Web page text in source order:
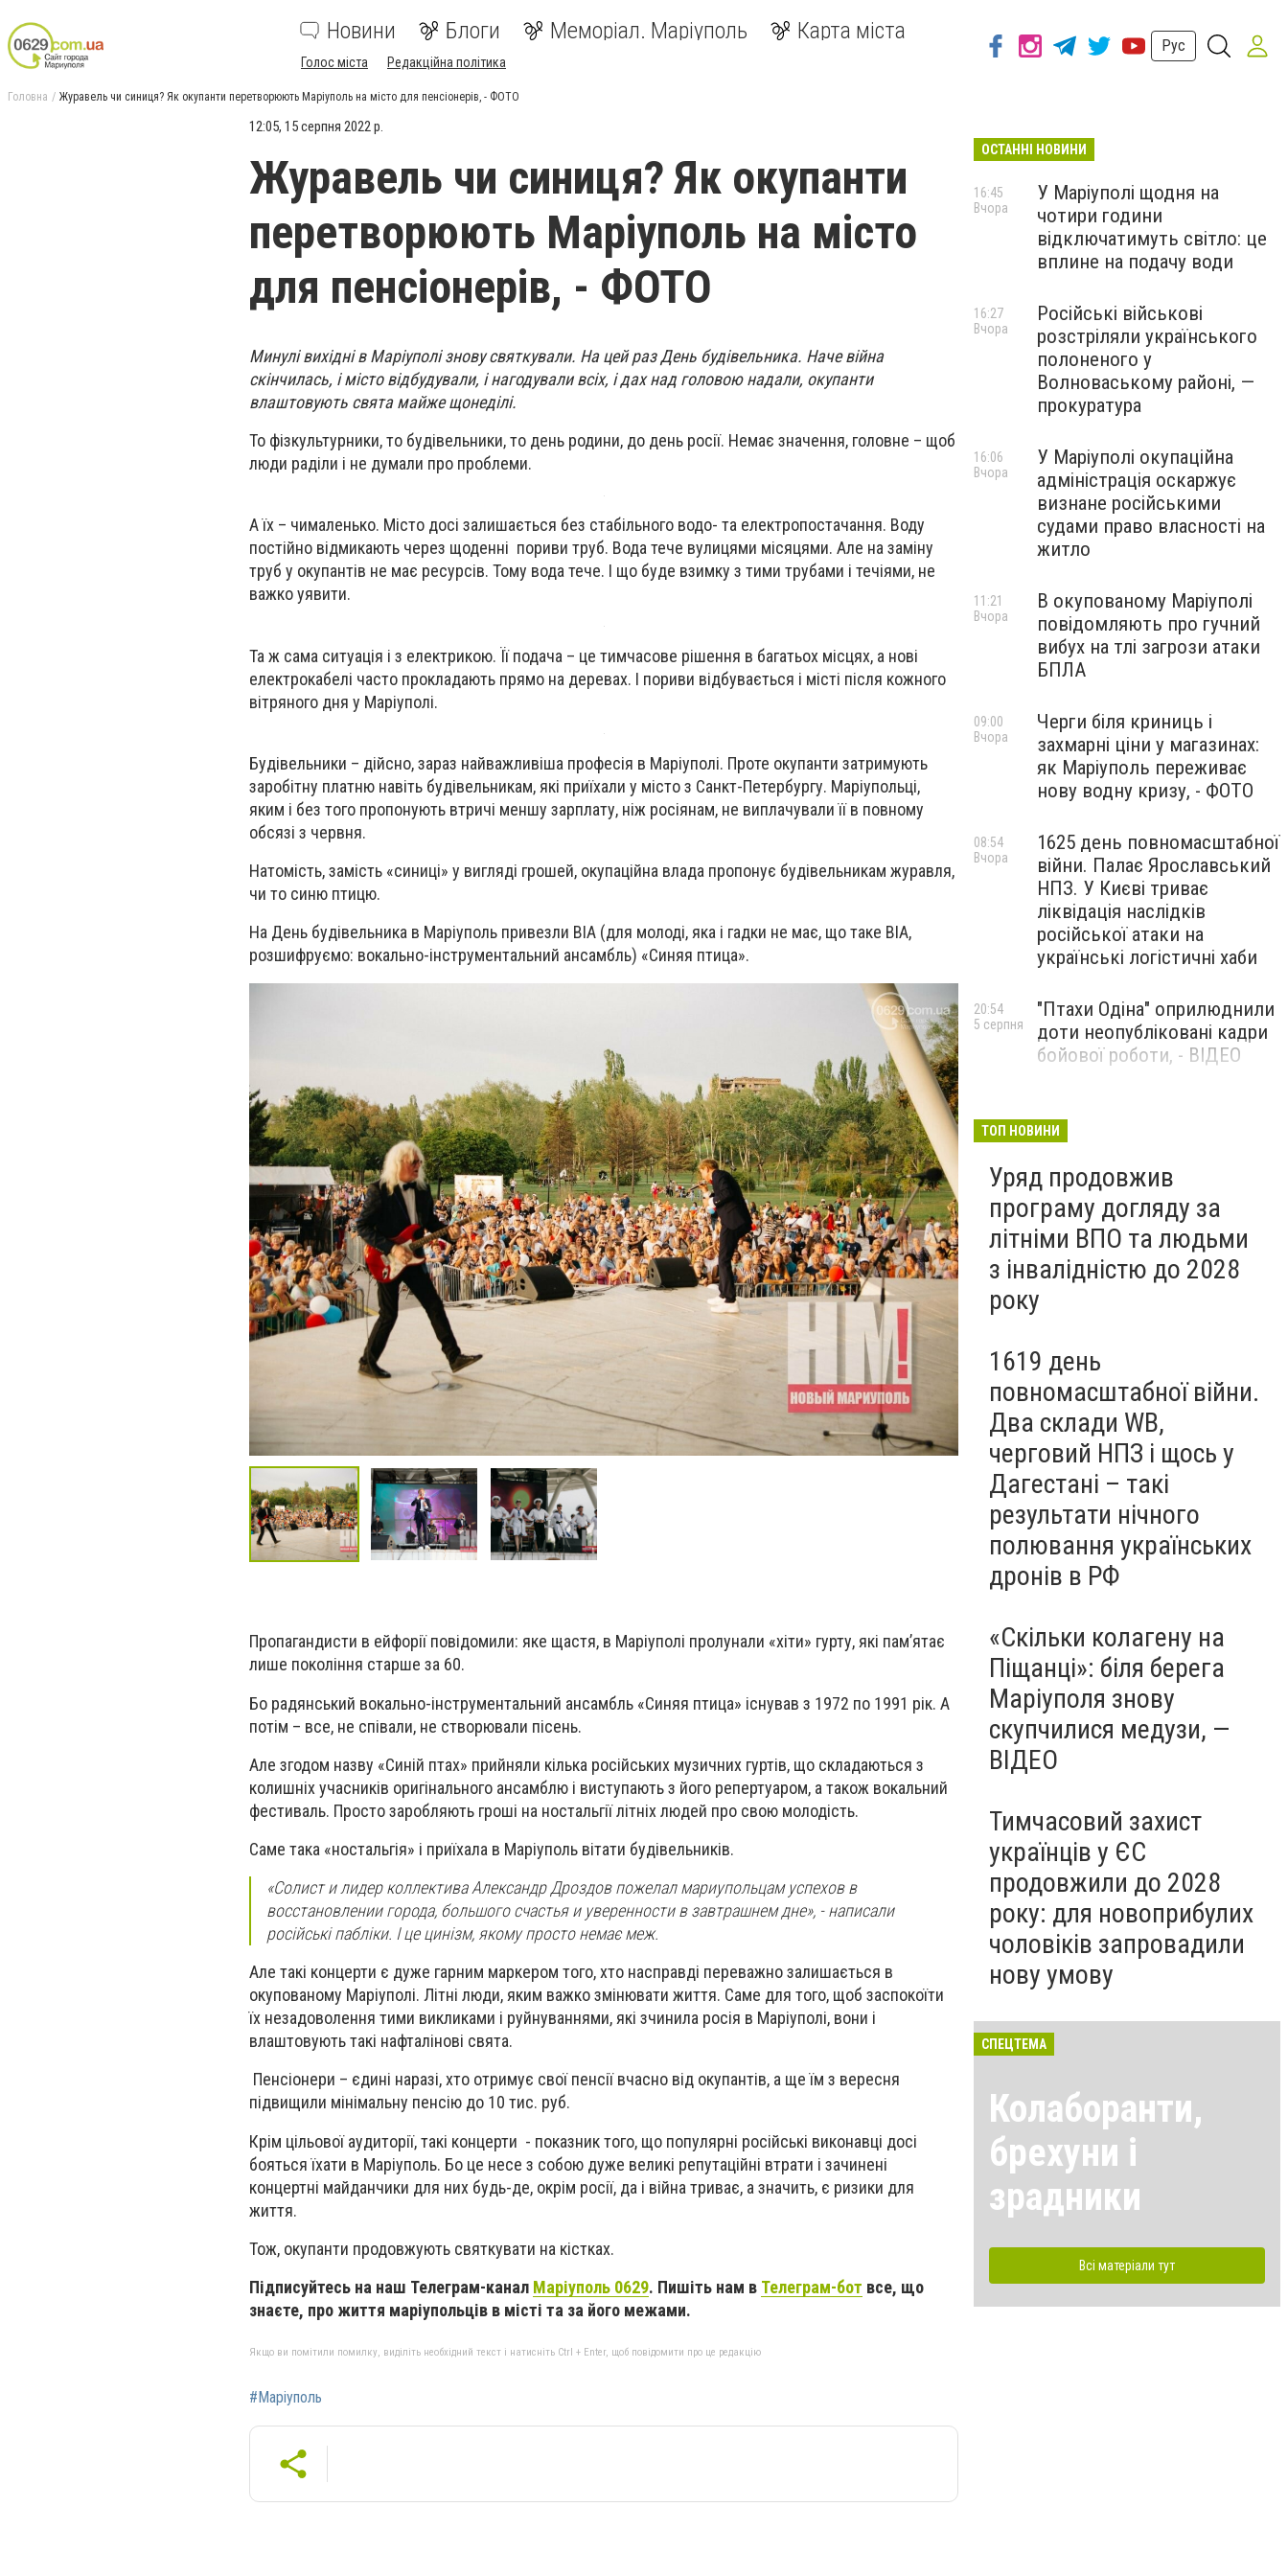
Новини Блоги Меморіал. Маріуполь Карта міста
Голос міста Редакційна політика
Рус
Головна Журавель чи синиця? Як окупанти перетворюють Маріуполь на місто для пенсіонерів, - ФОТО
12:05, 15 серпня 2022 р.
Журавель чи синиця? Як окупанти
перетворюють Маріуполь на місто
для пенсіонерів, - ФОТО
Минулі вихідні в Маріуполі знову святкували. На цей раз День будівельника. Наче війна
скінчилась, і місто відбудували, і нагодували всіх, і дах над головою надали, окупанти
влаштовують свята майже щонеділі.
То фізкультурники, то будівельники, то день родини, до день росії. Немає значення, головне – щоб
люди раділи і не думали про проблеми.
А їх – чималенько. Місто досі залишається без стабільного водо- та електропостачання. Воду
постійно відмикають через щоденні пориви труб. Вода тече вулицями місяцями. Але на заміну
труб у окупантів не має ресурсів. Тому вода тече. І що буде взимку з тими трубами і течіями, не
важко уявити.
Та ж сама ситуація і з електрикою. Її подача – це тимчасове рішення в багатьох місцях, а нові
електрокабелі часто прокладають прямо на деревах. І пориви відбувається і місті після кожного
вітряного дня у Маріуполі.
Будівельники – дійсно, зараз найважливіша професія в Маріуполі. Проте окупанти затримують
заробітну платню навіть будівельникам, які приїхали у місто з Санкт-Петербургу. Маріупольці,
яким і без того пропонують втричі меншу зарплату, ніж росіянам, не виплачували її в повному
обсязі з червня.
Натомість, замість «синиці» у вигляді грошей, окупаційна влада пропонує будівельникам журавля,
чи то синю птицю.
На День будівельника в Маріуполь привезли ВІА (для молоді, яка і гадки не має, що таке ВІА,
розшифруємо: вокально-інструментальний ансамбль) «Синяя птица».
Пропагандисти в ейфорії повідомили: яке щастя, в Маріуполі пролунали «хіти» гурту, які пам’ятає
лише покоління старше за 60.
Бо радянський вокально-інструментальний ансамбль «Синяя птица» існував з 1972 по 1991 рік. А
потім – все, не співали, не створювали пісень.
Але згодом назву «Синій птах» прийняли кілька російських музичних гуртів, що складаються з
колишніх учасників оригінального ансамблю і виступають з його репертуаром, а також вокальний
фестиваль. Просто заробляють гроші на ностальгії літніх людей про свою молодість.
Саме така «ностальгія» і приїхала в Маріуполь вітати будівельників.
«Солист и лидер коллектива Александр Дроздов пожелал мариупольцам успехов в
восстановлении города, большого счастья и уверенности в завтрашнем дне», - написали
російські пабліки. І це цинізм, якому просто немає меж.
Але такі концерти є дуже гарним маркером того, хто насправді переважно залишається в
окупованому Маріуполі. Літні люди, яким важко змінювати життя. Саме для того, щоб заспокоїти
їх незадоволення тими викликами і руйнуваннями, які зчинила росія в Маріуполі, вони і
влаштовують такі нафталінові свята.
Пенсіонери – єдині наразі, хто отримує свої пенсії вчасно від окупантів, а ще їм з вересня
підвищили мінімальну пенсію до 10 тис. руб.
Крім цільової аудиторії, такі концерти - показник того, що популярні російські виконавці досі
бояться їхати в Маріуполь. Бо це несе з собою дуже великі репутаційні втрати і зачинені
концертні майданчики для них будь-де, окрім росії, да і війна триває, а значить, є ризики для
життя.
Тож, окупанти продовжують святкувати на кістках.
Підписуйтесь на наш Телеграм-канал Маріуполь 0629. Пишіть нам в Телеграм-бот все, що
знаєте, про життя маріупольців в місті та за його межами.
Якщо ви помітили помилку, виділіть необхідний текст і натисніть Ctrl + Enter, щоб повідомити про це редакцію
#Маріуполь
ОСТАННІ НОВИНИ
У Маріуполі щодня на
чотири години
відключатимуть світло: це
вплине на подачу води
16:45
Вчора
Російські військові
розстріляли українського
полоненого у
Волноваському районі, —
прокуратура
16:27
Вчора
У Маріуполі окупаційна
адміністрація оскаржує
визнане російськими
судами право власності на
житло
16:06
Вчора
В окупованому Маріуполі
повідомляють про гучний
вибух на тлі загрози атаки
БПЛА
11:21
Вчора
Черги біля криниць і
захмарні ціни у магазинах:
як Маріуполь переживає
нову водну кризу, - ФОТО
09:00
Вчора
1625 день повномасштабної
війни. Палає Ярославський
НПЗ. У Києві триває
ліквідація наслідків
російської атаки на
українські логістичні хаби
08:54
Вчора
"Птахи Одіна" оприлюднили
доти неопубліковані кадри
бойової роботи, - ВІДЕО
20:54
5 серпня
Бєдняков зіграє тата
новому українському
фільмі, - ФОТО
5 серпня
ТОП НОВИНИ
Уряд продовжив
програму догляду за
літніми ВПО та людьми
з інвалідністю до 2028
року
1619 день
повномасштабної війни.
Два склади WB,
черговий НПЗ і щось у
Дагестані – такі
результати нічного
полювання українських
дронів в РФ
«Скільки колагену на
Піщанці»: біля берега
Маріуполя знову
скупчилися медузи, —
ВІДЕО
Тимчасовий захист
українців у ЄС
продовжили до 2028
року: для новоприбулих
чоловіків запровадили
нову умову
СПЕЦТЕМА
Колаборанти,
брехуни і
зрадники
Всі матеріали тут